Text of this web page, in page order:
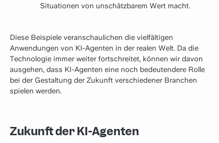
Situationen von unschätzbarem Wert macht.
Diese Beispiele veranschaulichen die vielfältigen
Anwendungen von KI-Agenten in der realen Welt. Da die
Technologie immer weiter fortschreitet, können wir davon
ausgehen, dass KI-Agenten eine noch bedeutendere Rolle
bei der Gestaltung der Zukunft verschiedener Branchen
spielen werden.
Zukunft der KI-Agenten